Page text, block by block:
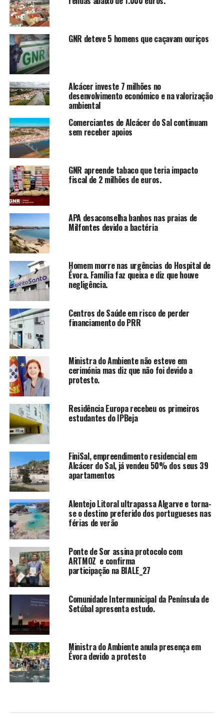
GNR deteve 5 homens que caçavam ouriços
Alcácer investe 7 milhões no
desenvolvimento económico e na valorização
ambiental
Comerciantes de Alcácer do Sal continuam
sem receber apoios
GNR apreende tabaco que teria impacto
fiscal de 2 milhões de euros.
APA desaconselha banhos nas praias de
Milfontes devido a bactéria
Homem morre nas urgências do Hospital de
Évora. Família faz queixa e diz que houve
negligência.
Centros de Saúde em risco de perder
financiamento do PRR
Ministra do Ambiente não esteve em
cerimónia mas diz que não foi devido a
protesto.
Residência Europa recebeu os primeiros
estudantes do IPBeja
FiniSal, empreendimento residencial em
Alcácer do Sal, já vendeu 50% dos seus 39
apartamentos
Alentejo Litoral ultrapassa Algarve e torna-
se o destino preferido dos portugueses nas
férias de verão
Ponte de Sor assina protocolo com
ARTMOZ e confirma
participação na BIALE_27
Comunidade Intermunicipal da Península de
Setúbal apresenta estudo.
Ministra do Ambiente anula presença em
Évora devido a protesto